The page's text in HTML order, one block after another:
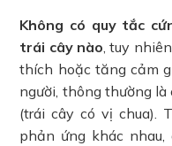
Không có quy tắc
trái cây nào, tuy
thích hoặc tăng cảm
người, thông thường
(trái cây có vị chua).
phản ứng khác